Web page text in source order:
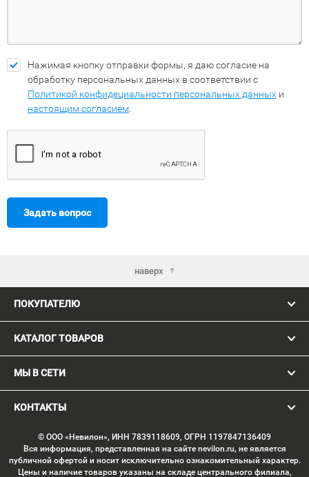
Нажимая кнопку отправки формы, я даю согласие на
обработку персональных данных в соответствии с
Политикой конфидециальности персональных данных и
настоящим согласием
Задать вопрос
наверх
ПОКУПАТЕЛЮ
КАТАЛОГ ТОВАРОВ
МЫ В СЕТИ
КОНТАКТЫ
© ООО «Невилон», ИНН 7839118609, ОГРН 1197847136409
Вся информация, представленная на сайте nevilon.ru, не является
публичной офертой и носит исключительно ознакомительный характер.
Цены и наличие товаров указаны на складе центрального филиала,